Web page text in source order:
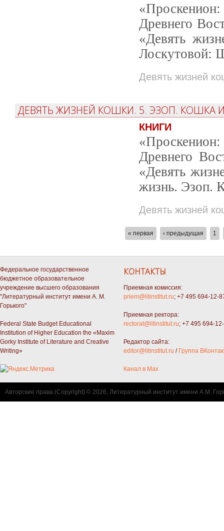
Древнего
«Девять
Лоскутовой:
Девять жизней
ДЕВЯТЬ ЖИЗНЕЙ КОШКИ. 5. ЭЗОП.
КНИГИ
Древнего
«Девять
жизнь. Эзоп.
Девять жизней
« первая ‹ предыдущая 1
Федеральное государственное
бюджетное образовательное
учреждение высшего образования
"Литературный институт имени А. М.
Горького"
Federal State Budget Educational
Institution of Higher Education the «Maxim
Gorky Institute of Literature and Creative
Writing»
КОНТАКТЫ
Приемная комиссия:
priem@litinstitut.ru; +7 495 694-12-
Приемная ректора:
rectorat@litinstitut.ru; +7 495 694-
Редактор сайта:
editor@litinstitut.ru / Группа
Канал в Max
Авторские права (Copyright) © 2026, Литературный институт имени А.М.